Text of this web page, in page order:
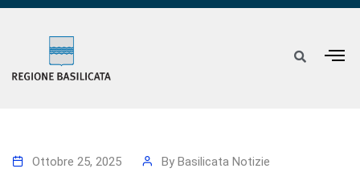
Ottobre 25, 2025 By Basilicata Notizie